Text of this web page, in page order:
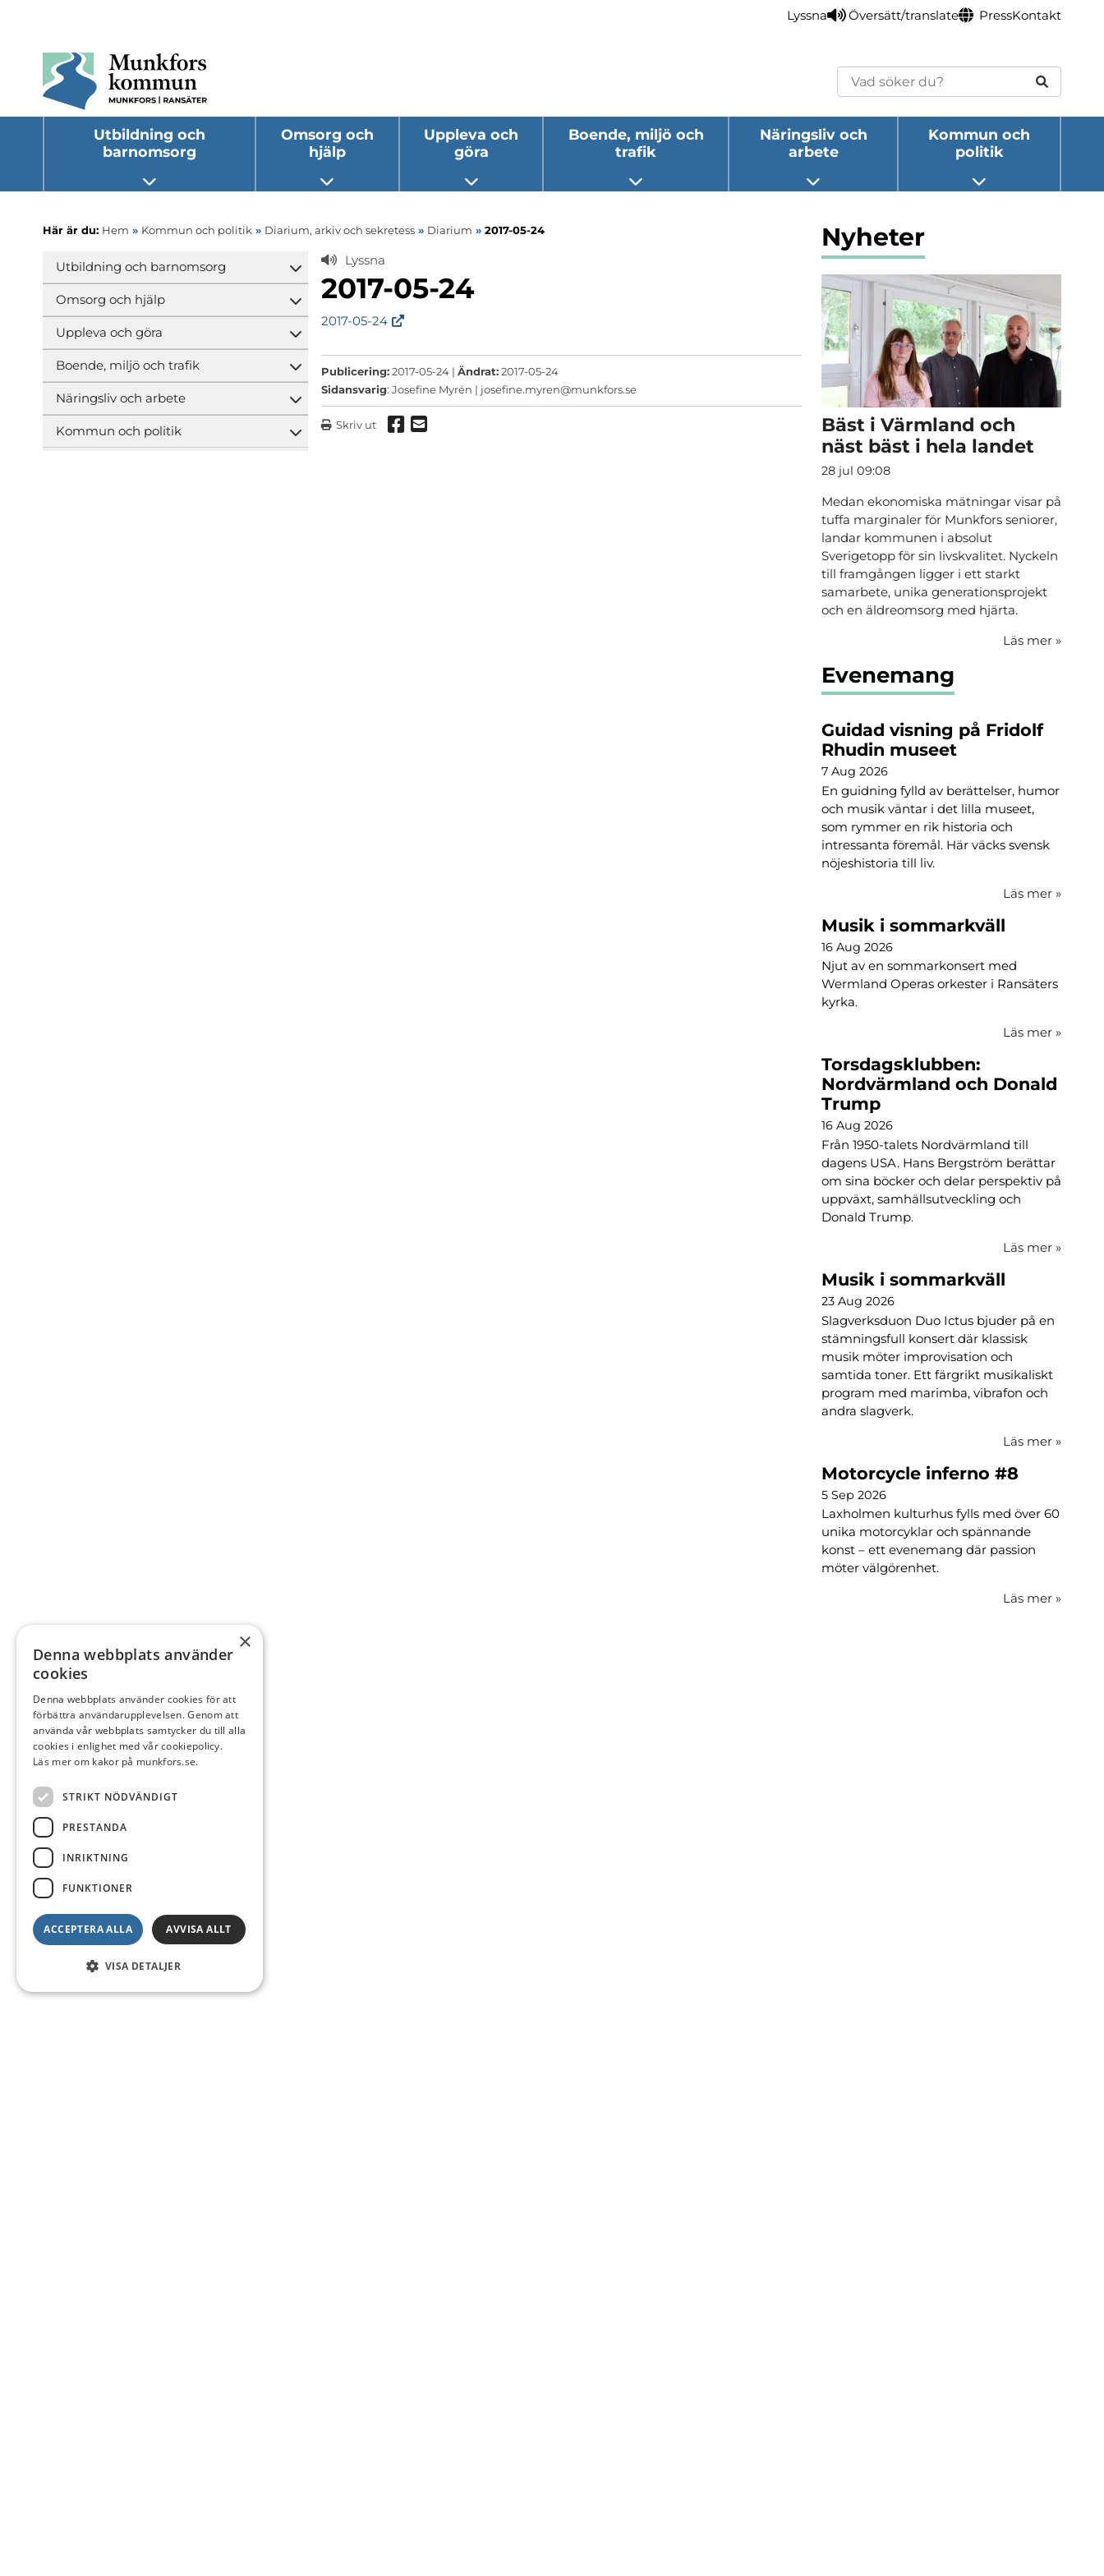
Lyssna Översätt/translate PressKontakt
Sök
Utbildning och
barnomsorg
Öppna undermeny
Omsorg och
hjälp
Öppna undermeny
Uppleva och
göra
Öppna undermeny
Boende, miljö och
trafik
Öppna undermeny
Näringsliv och
arbete
Öppna undermeny
Kommun och
politik
Öppna undermeny
Här är du: Hem » Kommun och politik » Diarium, arkiv och sekretess » Diarium » 2017-05-24
Utbildning och barnomsorg
Öppna undermeny
Omsorg och hjälp
Öppna undermeny
Uppleva och göra
Öppna undermeny
Boende, miljö och trafik
Öppna undermeny
Näringsliv och arbete
Öppna undermeny
Kommun och politik
Öppna undermeny
Lyssna
2017-05-24
2017-05-24
Publicering:2017-05-24 |Ändrat:2017-05-24
Sidansvarig: Josefine Myrén | josefine.myren@munkfors.se
Skriv ut Dela via Facebook
Dela via mail
Nyheter
Bäst i Värmland och
näst bäst i hela landet
28 jul 09:08
Medan ekonomiska mätningar visar på
tuffa marginaler för Munkfors seniorer,
landar kommunen i absolut
Sverigetopp för sin livskvalitet. Nyckeln
till framgången ligger i ett starkt
samarbete, unika generationsprojekt
och en äldreomsorg med hjärta.
Läs mer »
Evenemang
Guidad visning på Fridolf
Rhudin museet
7 Aug 2026
En guidning fylld av berättelser, humor
och musik väntar i det lilla museet,
som rymmer en rik historia och
intressanta föremål. Här väcks svensk
nöjeshistoria till liv.
Läs mer »
Musik i sommarkväll
16 Aug 2026
Njut av en sommarkonsert med
Wermland Operas orkester i Ransäters
kyrka.
Läs mer »
Torsdagsklubben:
Nordvärmland och Donald
Trump
16 Aug 2026
Från 1950-talets Nordvärmland till
dagens USA. Hans Bergström berättar
om sina böcker och delar perspektiv på
uppväxt, samhällsutveckling och
Donald Trump.
Läs mer »
Musik i sommarkväll
23 Aug 2026
Slagverksduon Duo Ictus bjuder på en
stämningsfull konsert där klassisk
musik möter improvisation och
samtida toner. Ett färgrikt musikaliskt
program med marimba, vibrafon och
andra slagverk.
Läs mer »
Motorcycle inferno #8
5 Sep 2026
Laxholmen kulturhus fylls med över 60
unika motorcyklar och spännande
konst – ett evenemang där passion
möter välgörenhet.
Läs mer »
×
Denna webbplats använder
cookies
Denna webbplats använder cookies för att
förbättra användarupplevelsen. Genom att
använda vår webbplats samtycker du till alla
cookies i enlighet med vår cookiepolicy.
Läs mer om kakor på munkfors.se.
STRIKT NÖDVÄNDIGT
PRESTANDA
INRIKTNING
FUNKTIONER
ACCEPTERA ALLA AVVISA ALLT
VISA DETALJER